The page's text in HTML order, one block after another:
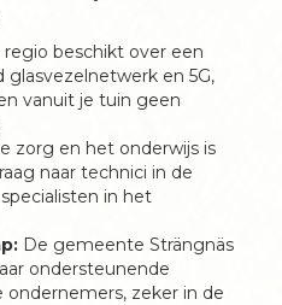
regio beschikt over een
en 5G,
vanuit je tuin geen
zorg en het onderwijs is
naar technici in de
in het
De gemeente Strängnäs
ondersteunende
ondernemers, zeker in de